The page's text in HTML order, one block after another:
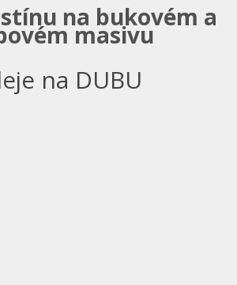
na bukovém a
masivu
na DUBU